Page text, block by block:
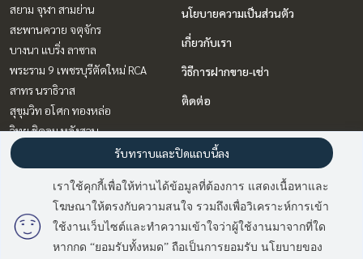
มี2คนกำลังดูประกาศนี้
สยาม จุฬา สามย่าน
สะพานควาย จตุจักร
บางนา แบริ่ง ลาซาล
พระราม 9 เพชรบุรีตัดใหม่ RCA
สาทร นราธิวาส
สุขุมวิท อโศก ทองหล่อ
วิทยุ ชิดลม หลังสวน
นโยบายความเป็นส่วนตัว
เกี่ยวกับเรา
วิธีการฝากขาย-เช่า
ติดต่อ
Power byLivinginsider.com
เราใช้คุกกี้เพื่อให้ท่านได้ข้อมูลที่ต้องการ แสดงเนื้อหาและ
โฆษณาให้ตรงกับความสนใจ รวมถึงเพื่อวิเคราะห์การเข้า
ใช้งานเว็บไซต์และทำความเข้าใจว่าผู้ใช้งานมาจากที่ใด
หากกด “ยอมรับทั้งหมด” ถือเป็นการยอมรับ นโยบายของ
รับทราบและปิดแถบนี้ลง